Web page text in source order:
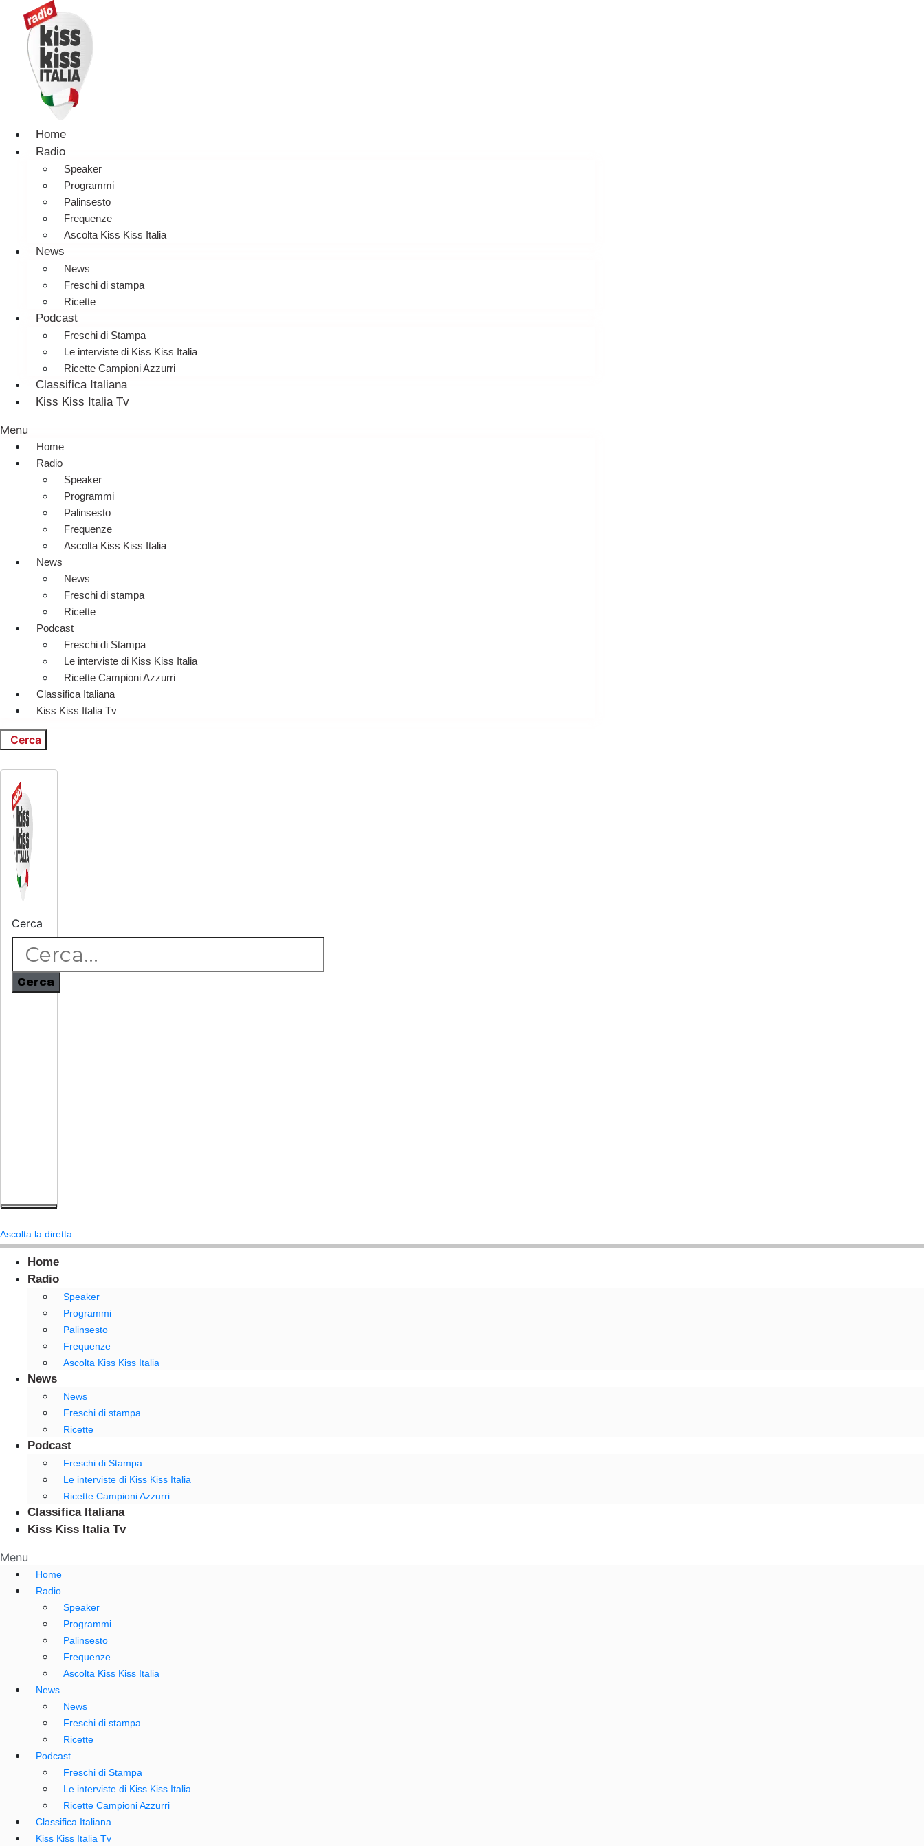
Home
Radio
Speaker
Programmi
Palinsesto
Frequenze
Ascolta Kiss Kiss Italia
News
News
Freschi di stampa
Ricette
Podcast
Freschi di Stampa
Le interviste di Kiss Kiss Italia
Ricette Campioni Azzurri
Classifica Italiana
Kiss Kiss Italia Tv
Menu
Home
Radio
Speaker
Programmi
Palinsesto
Frequenze
Ascolta Kiss Kiss Italia
News
News
Freschi di stampa
Ricette
Podcast
Freschi di Stampa
Le interviste di Kiss Kiss Italia
Ricette Campioni Azzurri
Classifica Italiana
Kiss Kiss Italia Tv
Cerca
Cerca
Cerca
Ascolta la diretta
Home
Radio
Speaker
Programmi
Palinsesto
Frequenze
Ascolta Kiss Kiss Italia
News
News
Freschi di stampa
Ricette
Podcast
Freschi di Stampa
Le interviste di Kiss Kiss Italia
Ricette Campioni Azzurri
Classifica Italiana
Kiss Kiss Italia Tv
Menu
Home
Radio
Speaker
Programmi
Palinsesto
Frequenze
Ascolta Kiss Kiss Italia
News
News
Freschi di stampa
Ricette
Podcast
Freschi di Stampa
Le interviste di Kiss Kiss Italia
Ricette Campioni Azzurri
Classifica Italiana
Kiss Kiss Italia Tv